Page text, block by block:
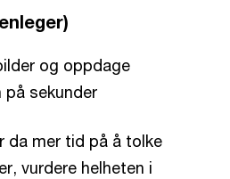
og oppdage
på sekunder
da mer tid på å tolke
vurdere helheten i